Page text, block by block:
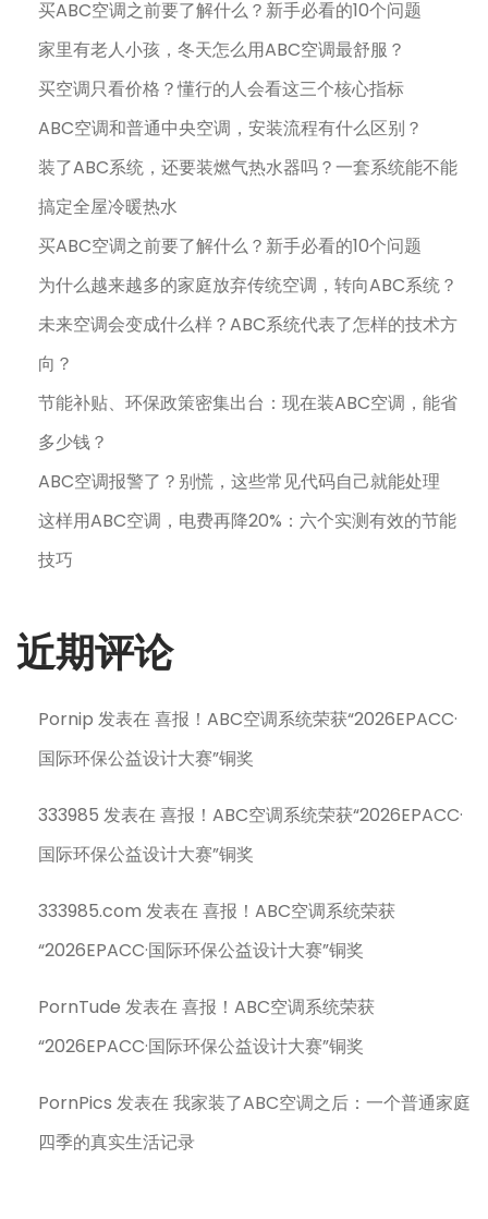
买ABC空调之前要了解什么？新手必看的10个问题
家里有老人小孩，冬天怎么用ABC空调最舒服？
买空调只看价格？懂行的人会看这三个核心指标
ABC空调和普通中央空调，安装流程有什么区别？
装了ABC系统，还要装燃气热水器吗？一套系统能不能
搞定全屋冷暖热水
买ABC空调之前要了解什么？新手必看的10个问题
为什么越来越多的家庭放弃传统空调，转向ABC系统？
未来空调会变成什么样？ABC系统代表了怎样的技术方
向？
节能补贴、环保政策密集出台：现在装ABC空调，能省
多少钱？
ABC空调报警了？别慌，这些常见代码自己就能处理
这样用ABC空调，电费再降20%：六个实测有效的节能
技巧
近期评论
Pornip 发表在喜报！ABC空调系统荣获“2026EPACC·
国际环保公益设计大赛”铜奖
333985 发表在喜报！ABC空调系统荣获“2026EPACC·
国际环保公益设计大赛”铜奖
333985.com 发表在喜报！ABC空调系统荣获
“2026EPACC·国际环保公益设计大赛”铜奖
PornTude 发表在喜报！ABC空调系统荣获
“2026EPACC·国际环保公益设计大赛”铜奖
PornPics 发表在我家装了ABC空调之后：一个普通家庭
四季的真实生活记录